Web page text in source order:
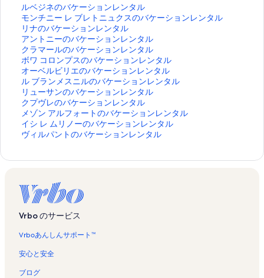
ルベジネのバケーションレンタル
ル
ベ
ジ
ネ
の
バ
ケ
ー
シ
ョ
ン
レ
ン
ー
ジ
開
リ
ン
ク
モンチニー レ ブレトニュクスのバケーションレンタル
モ
ン
チ
ニ
ー
レ
ブ
レ
ト
ニ
ュ
ク
ー
シ
ン
ン
タ
ル
の
リナのバケーションレンタル
リ
ナ
の
バ
ケ
ー
シ
ョ
ン
レ
ン
ー
ジ
開
リ
ン
ク
アントニーのバケーションレンタル
ア
ン
ト
ニ
ー
の
バ
ケ
ー
シ
タ
ル
ペ
ジ
を
開
く
クラマールのバケーションレンタル
ク
ラ
マ
ー
ル
の
バ
ケ
ー
ン
タ
の
ー
ジ
を
開
ボワ コロンプスのバケーションレンタル
ボ
ワ
コ
ロ
ン
プ
ス
の
ョ
ン
ン
ル
の
ペ
ー
オーベルビリエのバケーションレンタル
オ
ー
ベ
ル
ビ
リ
エ
シ
ョ
レ
タ
ル
の
ペ
ル ブランメスニルのバケーションレンタル
ル
ブ
ラ
ン
メ
ス
ケ
ー
ョ
レ
ン
タ
ル
リューサンのバケーションレンタル
リ
ュ
ー
サ
ン
シ
ョ
レ
タ
ル
の
ペ
クプヴレのバケーションレンタル
ク
プ
ヴ
レ
シ
ョ
レ
タ
ル
の
ペ
メゾン アルフォートのバケーションレンタル
メ
ゾ
ン
ー
ト
バ
ー
シ
ョ
ン
イシ レ ムリノーのバケーションレンタル
イ
シ
ー
の
ケ
シ
ョ
ン
レ
ヴィルパントのバケーションレンタル
ヴ
ト
の
ケ
シ
ョ
ン
レ
Vrbo のサービス
Vrboあんしんサポート™
安心と安全
ブログ